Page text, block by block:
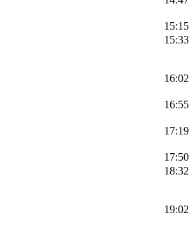
15:15
15:33
16:02
16:55
17:19
17:50
18:32
19:02